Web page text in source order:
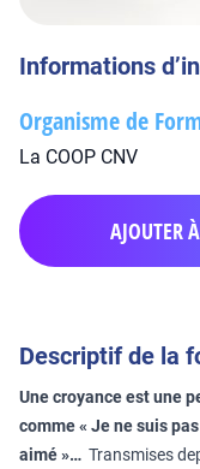
Informations
Organisme de
La COOP CNV
AJOUTER
Descriptif de la
Une croyance est une
comme « Je ne suis
aimé »… Transmises